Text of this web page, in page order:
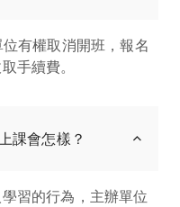
有權取消開班，報名
手續費。
課會怎樣？
習的行為，主辦單位